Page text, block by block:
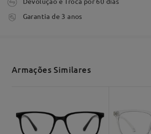
tempo de processamento
Entrega
Garantia de 3 anos
Armações Similares